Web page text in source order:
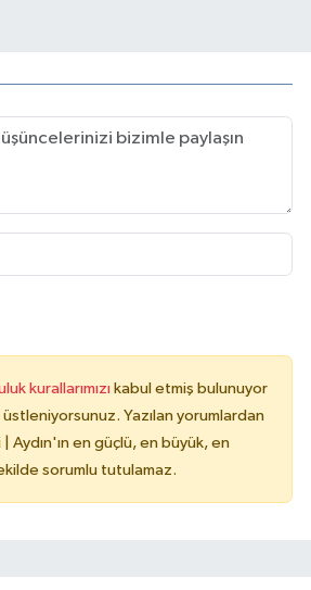
kurallarımızı kabul etmiş bulunuyor
Yazılan yorumlardan
Aydın'ın en güçlü, en büyük, en
sorumlu tutulamaz.